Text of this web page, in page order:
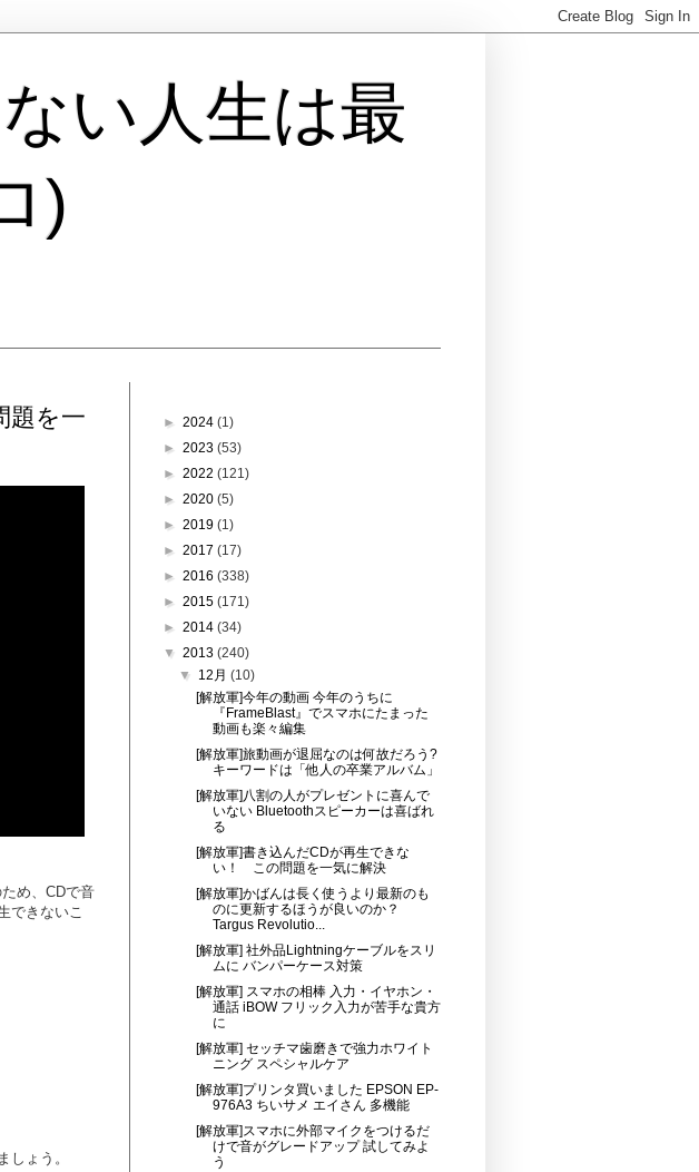
い人生は最
)
題を一
め、CDで音
できないこ
ょう。
► 2024 (1)
► 2023 (53)
► 2022 (121)
► 2020 (5)
► 2019 (1)
► 2017 (17)
► 2016 (338)
► 2015 (171)
► 2014 (34)
▼ 2013 (240)
▼ 12月(10)
[解放軍]今年の動画 今年のうちに
『FrameBlast』でスマホにたまった
動画も楽々編集
[解放軍]旅動画が退屈なのは何故だろう?
キーワードは「他人の卒業アルバム」
[解放軍]八割の人がプレゼントに喜んで
いない Bluetoothスピーカーは喜ばれ
る
[解放軍]書き込んだCDが再生できな
い！ この問題を一気に解決
[解放軍]かばんは長く使うより最新のも
のに更新するほうが良いのか？
Targus Revolutio...
[解放軍] 社外品Lightningケーブルをスリ
ムに バンパーケース対策
[解放軍] スマホの相棒 入力・イヤホン・
通話 iBOW フリック入力が苦手な貴方
に
[解放軍] セッチマ歯磨きで強力ホワイト
ニング スペシャルケア
[解放軍]プリンタ買いました EPSON EP-
976A3 ちいサメ エイさん 多機能
[解放軍]スマホに外部マイクをつけるだ
けで音がグレードアップ 試してみよ
う